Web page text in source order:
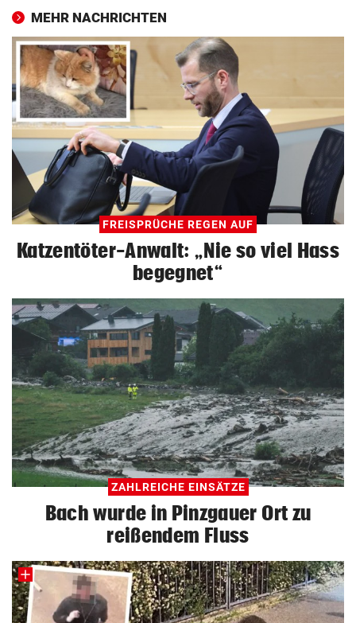
MEHR NACHRICHTEN
FREISPRÜCHE REGEN AUF
Katzentöter-Anwalt: „Nie so viel Hass
begegnet“
ZAHLREICHE EINSÄTZE
Bach wurde in Pinzgauer Ort zu
reißendem Fluss